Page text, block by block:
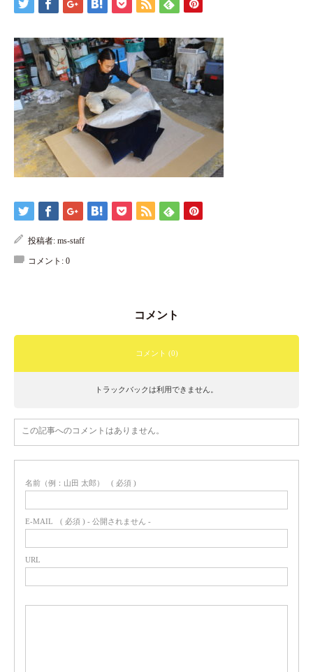
投稿者: ms-staff
コメント: 0
コメント
コメント (0)
トラックバックは利用できません。
この記事へのコメントはありません。
名前（例：山田 太郎） ( 必須 )
E-MAIL ( 必須 ) - 公開されません -
URL